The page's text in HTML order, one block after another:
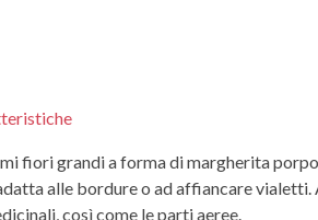
fiori grandi a forma di margherita
alle bordure o ad affiancare
così come le parti aeree.